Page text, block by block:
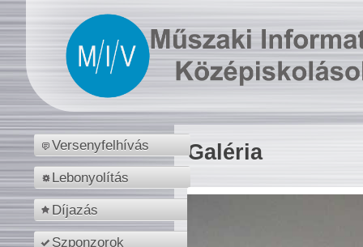
Versenyfelhívás
Lebonyolítás
Díjazás
Szponzorok
Galéria